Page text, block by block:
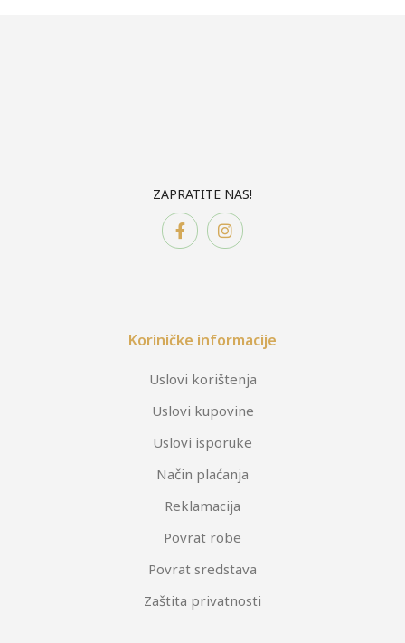
ZAPRATITE NAS!
Koriničke informacije
Uslovi korištenja
Uslovi kupovine
Uslovi isporuke
Način plaćanja
Reklamacija
Povrat robe
Povrat sredstava
Zaštita privatnosti